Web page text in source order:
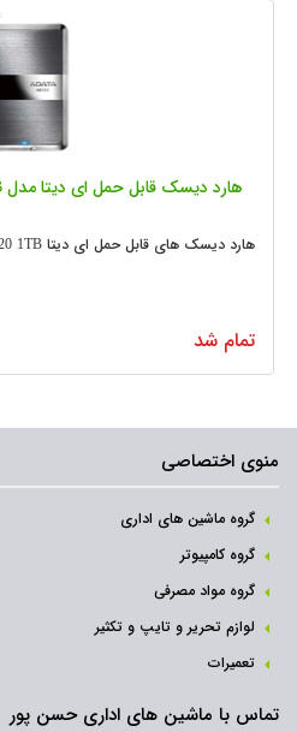
هارد دیسک قابل حمل ای دیتا مدل Adata Portable HE720 1TB
هارد دیسک های قابل حمل ای دیتا HE720 1TB
تمام شد
منوی اختصاصی
گروه ماشین های اداری
گروه کامپیوتر
گروه مواد مصرفی
لوازم تحریر و تایپ و تکثیر
تعمیرات
تماس با ماشین های اداری حسن پور